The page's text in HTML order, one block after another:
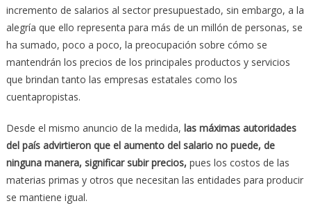
incremento de salarios al sector presupuestado, sin embargo, a la
alegría que ello representa para más de un millón de personas, se
ha sumado, poco a poco, la preocupación sobre cómo se
mantendrán los precios de los principales productos y servicios
que brindan tanto las empresas estatales como los
cuentapropistas.
Desde el mismo anuncio de la medida, las máximas autoridades
del país advirtieron que el aumento del salario no puede, de
ninguna manera, significar subir precios, pues los costos de las
materias primas y otros que necesitan las entidades para producir
se mantiene igual.